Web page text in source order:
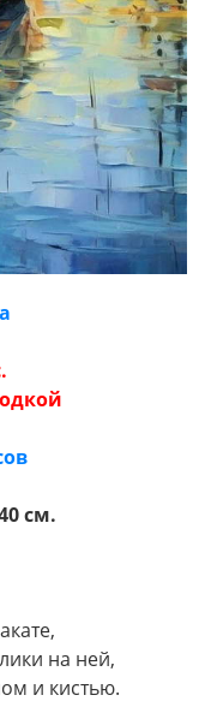
см.
на ней,
и кистью.